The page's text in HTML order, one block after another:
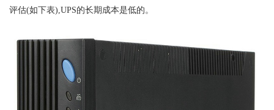
评估(如下表),UPS的长期成本是低的。